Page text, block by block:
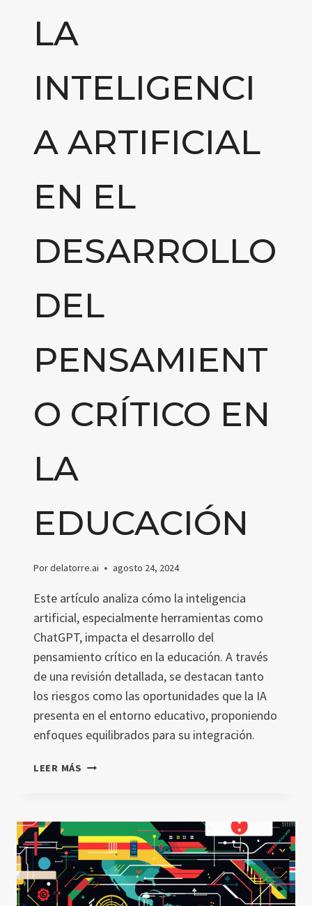
LA
INTELIGENCI
A ARTIFICIAL
EN EL
DESARROLLO
DEL
PENSAMIENT
O CRÍTICO EN
LA
EDUCACIÓN
Pordelatorre.ai agosto 24, 2024
Este artículo analiza cómo la inteligencia
artificial, especialmente herramientas como
ChatGPT, impacta el desarrollo del
pensamiento crítico en la educación. A través
de una revisión detallada, se destacan tanto
los riesgos como las oportunidades que la IA
presenta en el entorno educativo, proponiendo
enfoques equilibrados para su integración.
LEER MÁS IMPACTO
EN
EL
DESARROLLO
DEL